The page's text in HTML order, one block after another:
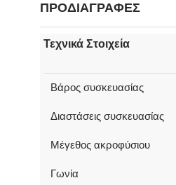
ΠΡΟΔΙΑΓΡΑΦΕΣ
Τεχνικά Στοιχεία
Βάρος συσκευασίας
Διαστάσεις συσκευασίας
Μέγεθος ακροφύσιου
Γωνία